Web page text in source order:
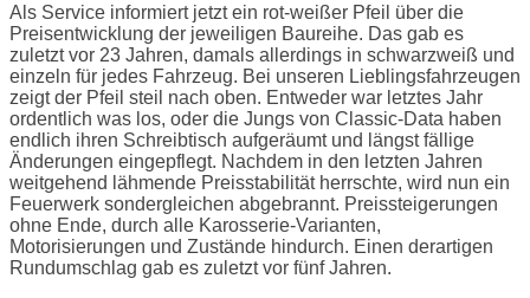
Als Service informiert jetzt ein rot-weißer Pfeil über die
Preisentwicklung der jeweiligen Baureihe. Das gab es
zuletzt vor 23 Jahren, damals allerdings in schwarzweiß und
einzeln für jedes Fahrzeug. Bei unseren Lieblingsfahrzeugen
zeigt der Pfeil steil nach oben. Entweder war letztes Jahr
ordentlich was los, oder die Jungs von Classic-Data haben
endlich ihren Schreibtisch aufgeräumt und längst fällige
Änderungen eingepflegt. Nachdem in den letzten Jahren
weitgehend lähmende Preisstabilität herrschte, wird nun ein
Feuerwerk sondergleichen abgebrannt. Preissteigerungen
ohne Ende, durch alle Karosserie-Varianten,
Motorisierungen und Zustände hindurch. Einen derartigen
Rundumschlag gab es zuletzt vor fünf Jahren.